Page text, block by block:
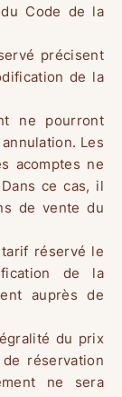
Code de la
précisent
de la
ne pourront
Les
acomptes ne
ce cas, il
de vente du
réservé le
de la
auprès de
du prix
réservation
ne sera